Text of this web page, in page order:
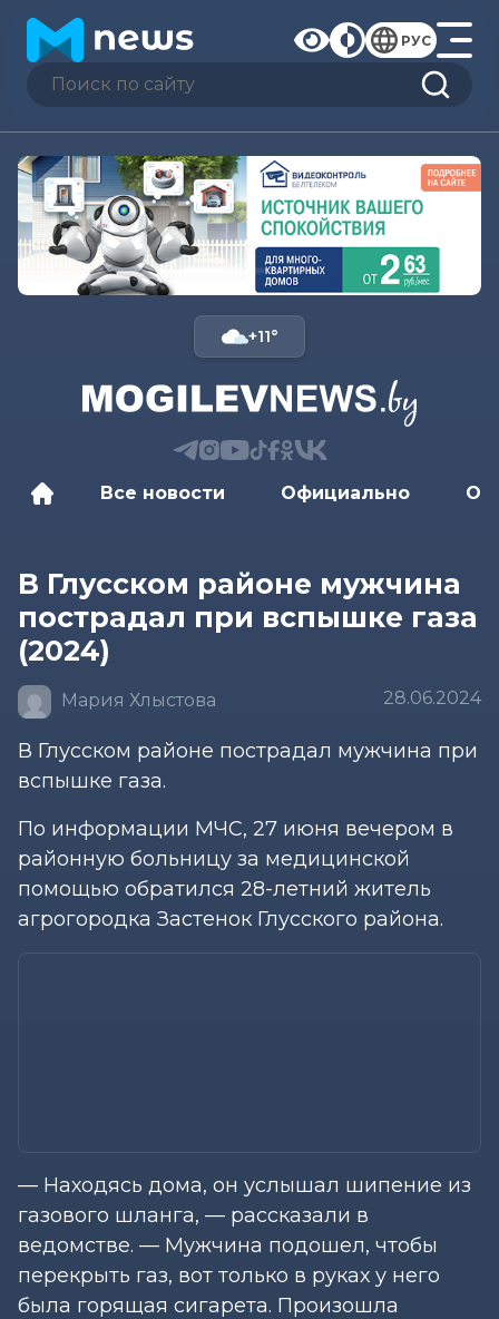
РУС
+11°
Все новости Официально
В Глусском районе мужчина
пострадал при вспышке газа
(2024)
Мария Хлыстова 28.06.2024
В Глусском районе пострадал мужчина при
вспышке газа.
По информации МЧС, 27 июня вечером в
районную больницу за медицинской
помощью обратился 28-летний житель
агрогородка Застенок Глусского района.
— Находясь дома, он услышал шипение из
газового шланга, — рассказали в
ведомстве. — Мужчина подошел, чтобы
перекрыть газ, вот только в руках у него
была горящая сигарета. Произошла